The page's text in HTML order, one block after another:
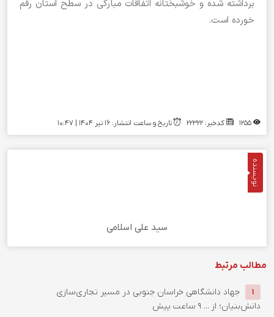
برداشته شده و خوشبختانه اتفاقات مبارکی در سطح استان رقم
خورده است.
کدخبر: 22322 تاریخ و ساعت انتشار: ۱۶ تیر ۱۴۰۴ | 10:47
نویسنده
سید علی اسلامی
مطالب مرتبط
1
جهاد دانشگاهی خراسان جنوبی در مسیر تجاری‌سازی
دانش‌بنیان؛ از ... 9 ساعت پیش